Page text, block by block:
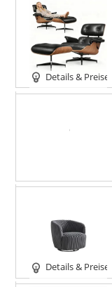
Details & Preise
Details & Preise